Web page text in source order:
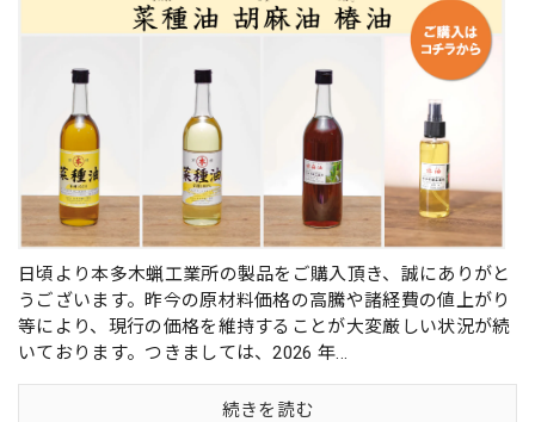
日頃より本多木蝋工業所の製品をご購入頂き、誠にありがと
うございます。昨今の原材料価格の高騰や諸経費の値上がり
等により、現行の価格を維持することが大変厳しい状況が続
いております。つきましては、2026 年...
続きを読む